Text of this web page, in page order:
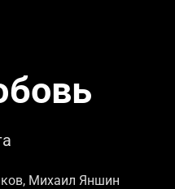
Михаил Яншин